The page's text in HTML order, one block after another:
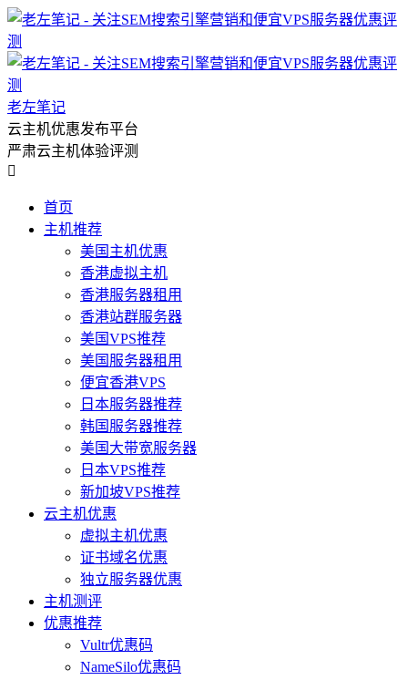
老左笔记
云主机优惠发布平台
严肃云主机体验评测

首页
主机推荐
美国主机优惠
香港虚拟主机
香港服务器租用
香港站群服务器
美国VPS推荐
美国服务器租用
便宜香港VPS
日本服务器推荐
韩国服务器推荐
美国大带宽服务器
日本VPS推荐
新加坡VPS推荐
云主机优惠
虚拟主机优惠
证书域名优惠
独立服务器优惠
主机测评
优惠推荐
Vultr优惠码
NameSilo优惠码